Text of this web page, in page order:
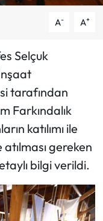
A- A+
Selçuk
tarafından
Farkındalık
katılımı ile
gereken
bilgi verildi.